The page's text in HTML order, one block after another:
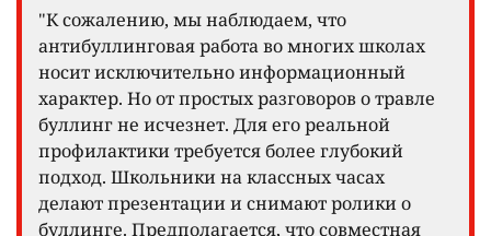
"К сожалению, мы наблюдаем, что
антибуллинговая работа во многих школах
носит исключительно информационный
характер. Но от простых разговоров о травле
буллинг не исчезнет. Для его реальной
профилактики требуется более глубокий
подход. Школьники на классных часах
делают презентации и снимают ролики о
буллинге. Предполагается, что совместная